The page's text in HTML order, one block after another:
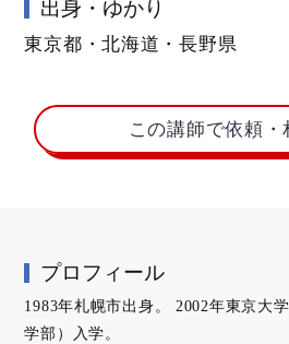
出身・ゆかり
東京都・北海道・長野県
この講師で依頼・
プロフィール
1983年札幌市出身。 2002年東京大
学部）入学。